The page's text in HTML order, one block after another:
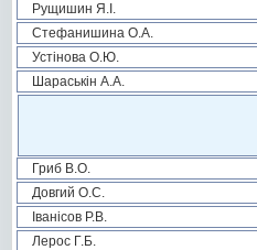
Рущишин Я.І.
Стефанишина О.А.
Устінова О.Ю.
Шараськін А.А.
Гриб В.О.
Довгий О.С.
Іванісов Р.В.
Лерос Г.Б.